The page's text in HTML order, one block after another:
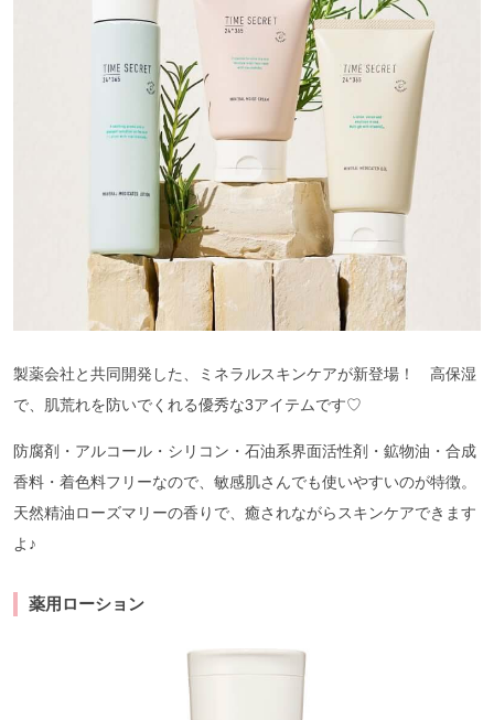
製薬会社と共同開発した、ミネラルスキンケアが新登場！ 高保湿
で、肌荒れを防いでくれる優秀な3アイテムです♡
防腐剤・アルコール・シリコン・石油系界面活性剤・鉱物油・合成
香料・着色料フリーなので、敏感肌さんでも使いやすいのが特徴。
天然精油ローズマリーの香りで、癒されながらスキンケアできます
よ♪
薬用ローション